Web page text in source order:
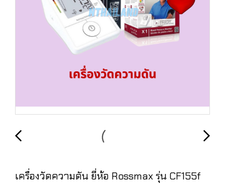
เครื่องวัดความดัน ยี่ห้อ Rossmax รุ่น CF155f